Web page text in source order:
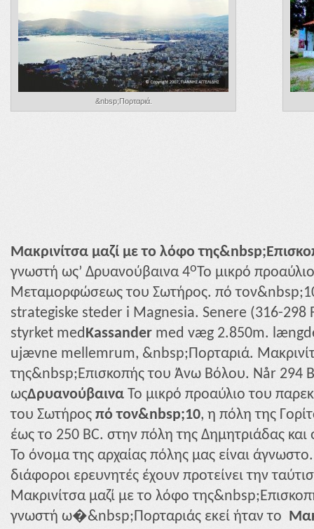
&nbsp;Πορταριά.
Μακρινίτσα μαζί με το λόφο
γνωστή ως’ Δρυανούβαινα 4ο Το μικρό
Μεταμορφώσεως του Σωτήρος. πό
strategiske steder i Magnesia. Senere (316-
styrket med Kassander med væg 2.850m.
ujævne mellemrum, &nbsp;Πορταριά.
της&nbsp;Επισκοπής του Άνω Βόλου. Når 294
ωςΔρυανούβαινα
Το μικρό προαύλιο του
του Σωτήρος πό τον&nbsp;10, η πόλη της
έως το 250 BC. στην πόλη της Δημητριάδας
Το όνομα της αρχαίας πόλης μας είναι
διάφοροι ερευνητές έχουν προτείνει την
Μακρινίτσα μαζί με το λόφο
γνωστή ω�&nbsp;Πορταριάς εκεί ήταν το